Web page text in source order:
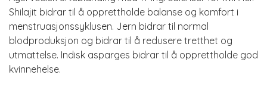
Shilajit bidrar til å opprettholde balanse og komfort i
menstruasjonssyklusen. Jern bidrar til normal
blodproduksjon og bidrar til å redusere tretthet og
utmattelse. Indisk asparges bidrar til å opprettholde god
kvinnehelse.